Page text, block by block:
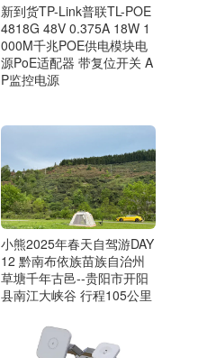
新到货TP-Link普联TL-POE
4818G 48V 0.375A 18W 1
000M千兆POE供电模块电
源PoE适配器 带复位开关 A
P监控电源
小熊2025年春天自驾游DAY
12 黔南布依族苗族自治州
草塘千年古邑--贵阳市开阳
县南江大峡谷 行程105公里